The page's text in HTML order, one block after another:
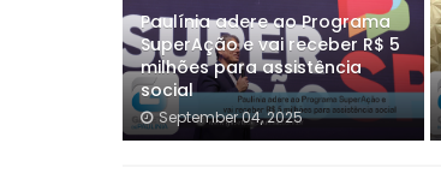
Paulínia adere ao Programa
SuperAção e vai receber R$ 5
milhões para assistência
social
September 04, 2025